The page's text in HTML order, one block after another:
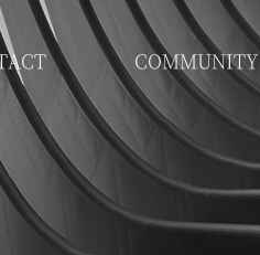
COMMUNITY